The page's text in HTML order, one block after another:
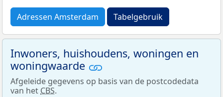
Adressen Amsterdam Tabelgebruik
Inwoners, huishoudens, woningen en
woningwaarde
Afgeleide gegevens op basis van de postcodedata
van het CBS.